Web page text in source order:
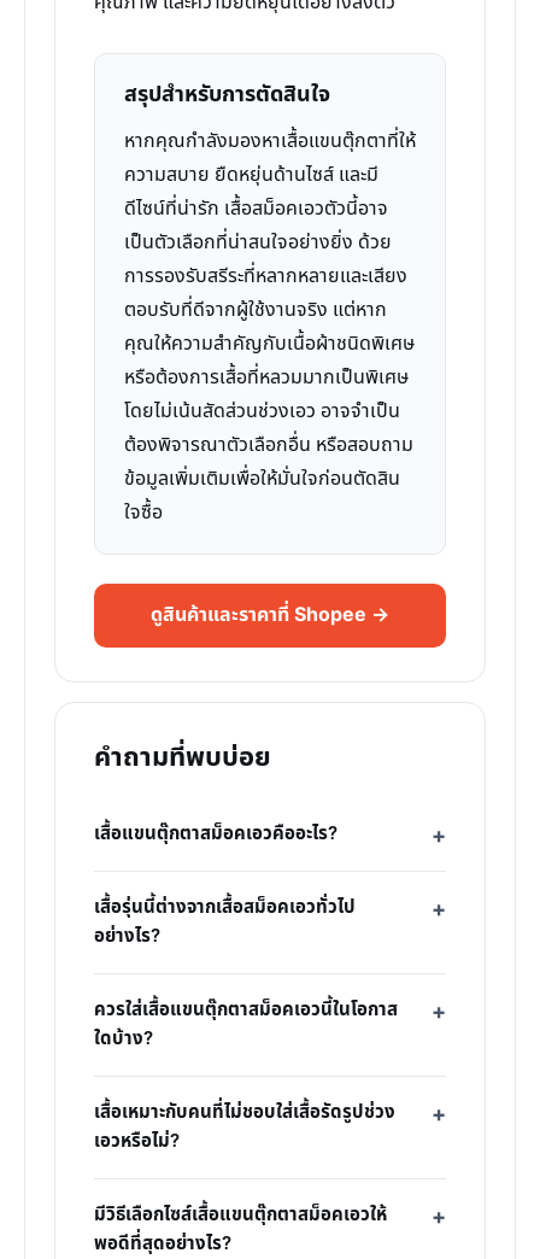
สรุปสำหรับการตัดสินใจ
หากคุณกำลังมองหาเสื้อแขนตุ๊กตาที่ให้
ความสบาย ยืดหยุ่นด้านไซส์ และมี
ดีไซน์ที่น่ารัก เสื้อสม็อคเอวตัวนี้อาจ
เป็นตัวเลือกที่น่าสนใจอย่างยิ่ง ด้วย
การรองรับสรีระที่หลากหลายและเสียง
ตอบรับที่ดีจากผู้ใช้งานจริง แต่หาก
คุณให้ความสำคัญกับเนื้อผ้าชนิดพิเศษ
หรือต้องการเสื้อที่หลวมมากเป็นพิเศษ
โดยไม่เน้นสัดส่วนช่วงเอว อาจจำเป็น
ต้องพิจารณาตัวเลือกอื่น หรือสอบถาม
ข้อมูลเพิ่มเติมเพื่อให้มั่นใจก่อนตัดสิน
ใจซื้อ
ดูสินค้าและราคาที่ Shopee →
คำถามที่พบบ่อย
เสื้อแขนตุ๊กตาสม็อคเอวคืออะไร?
เสื้อรุ่นนี้ต่างจากเสื้อสม็อคเอวทั่วไป
อย่างไร?
ควรใส่เสื้อแขนตุ๊กตาสม็อคเอวนี้ในโอกาส
ใดบ้าง?
เสื้อเหมาะกับคนที่ไม่ชอบใส่เสื้อรัดรูปช่วง
เอวหรือไม่?
มีวิธีเลือกไซส์เสื้อแขนตุ๊กตาสม็อคเอวให้
พอดีที่สุดอย่างไร?